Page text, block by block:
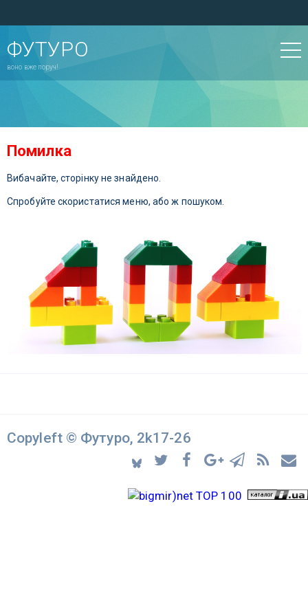
ФУТУРО
воно вже поруч!
Помилка
Вибачайте, сторінку не знайдено.
Спробуйте скористатися меню, або ж пошуком.
Copyleft © Футуро, 2k17-26